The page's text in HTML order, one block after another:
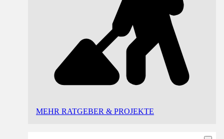
MEHR RATGEBER & PROJEKTE